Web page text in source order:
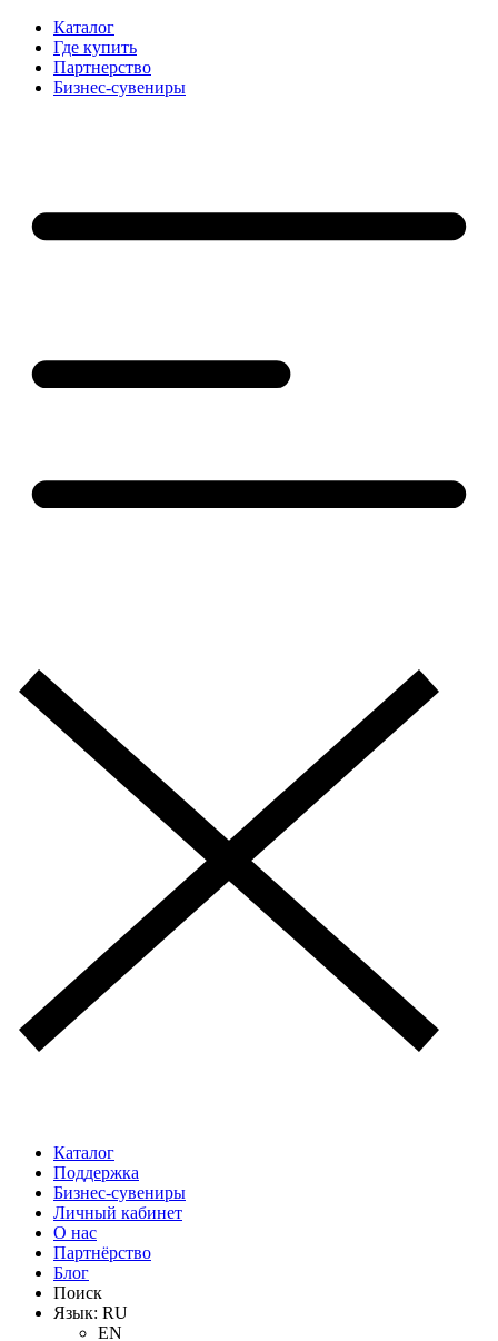
Каталог
Где купить
Партнерство
Бизнес-сувениры
Каталог
Поддержка
Бизнес-сувениры
Личный кабинет
О нас
Партнёрство
Блог
Поиск
Язык: RU
EN